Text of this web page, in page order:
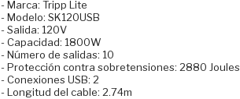
- Marca: Tripp Lite
- Modelo: SK120USB
- Salida: 120V
- Capacidad: 1800W
- Número de salidas: 10
- Protección contra sobretensiones: 2880 Joules
- Conexiones USB: 2
- Longitud del cable: 2.74m